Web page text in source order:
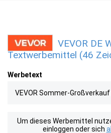
VEVOR DE
Textwerbemittel (46
Werbetext
VEVOR Sommer-
Um dieses Werbemittel
einloggen oder sich